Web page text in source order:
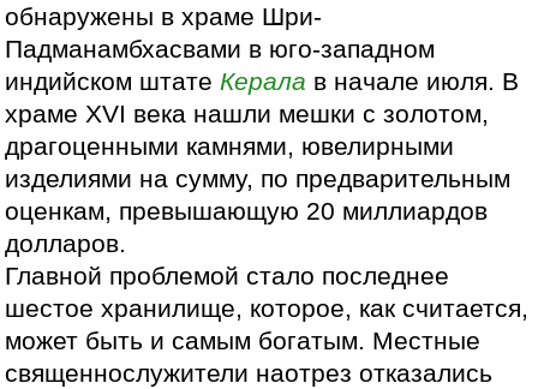
обнаружены в храме Шри-
Падманамбхасвами в юго-западном
индийском штате Керала в начале июля. В
храме XVI века нашли мешки с золотом,
драгоценными камнями, ювелирными
изделиями на сумму, по предварительным
оценкам, превышающую 20 миллиардов
долларов.
Главной проблемой стало последнее
шестое хранилище, которое, как считается,
может быть и самым богатым. Местные
священнослужители наотрез отказались